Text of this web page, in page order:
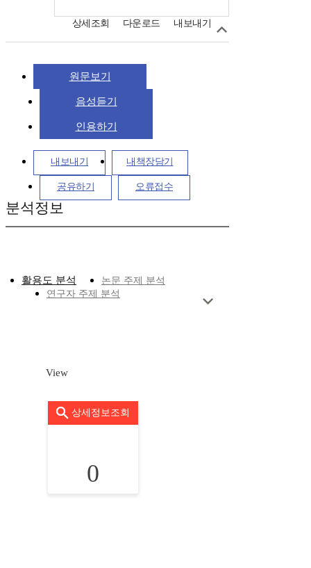
상세조회 다운로드 내보내기
원문보기
음성듣기
인용하기
내보내기 내책장담기
공유하기 오류접수
분석정보
활용도 분석
논문 주제 분석
연구자 주제 분석
View
상세정보조회
0